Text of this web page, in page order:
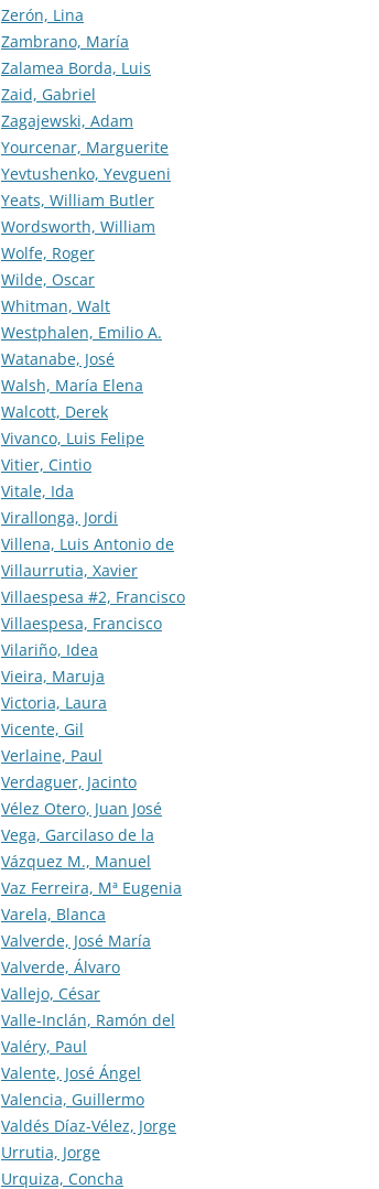
Zerón, Lina
Zambrano, María
Zalamea Borda, Luis
Zaid, Gabriel
Zagajewski, Adam
Yourcenar, Marguerite
Yevtushenko, Yevgueni
Yeats, William Butler
Wordsworth, William
Wolfe, Roger
Wilde, Oscar
Whitman, Walt
Westphalen, Emilio A.
Watanabe, José
Walsh, María Elena
Walcott, Derek
Vivanco, Luis Felipe
Vitier, Cintio
Vitale, Ida
Virallonga, Jordi
Villena, Luis Antonio de
Villaurrutia, Xavier
Villaespesa #2, Francisco
Villaespesa, Francisco
Vilariño, Idea
Vieira, Maruja
Victoria, Laura
Vicente, Gil
Verlaine, Paul
Verdaguer, Jacinto
Vélez Otero, Juan José
Vega, Garcilaso de la
Vázquez M., Manuel
Vaz Ferreira, Mª Eugenia
Varela, Blanca
Valverde, José María
Valverde, Álvaro
Vallejo, César
Valle-Inclán, Ramón del
Valéry, Paul
Valente, José Ángel
Valencia, Guillermo
Valdés Díaz-Vélez, Jorge
Urrutia, Jorge
Urquiza, Concha